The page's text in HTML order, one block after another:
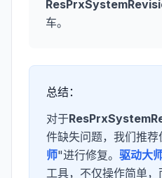
车。
总结：
对于
件缺失问题，我们推荐
师"进行修复。 驱动大
工具，不仅操作简单